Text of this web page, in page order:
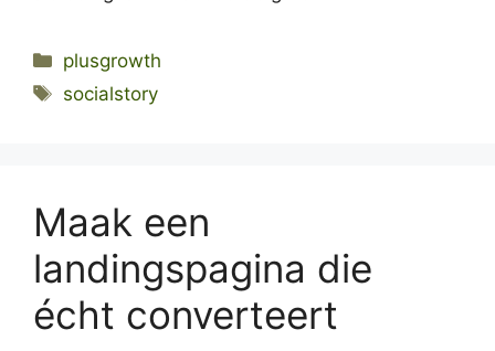
Categories
plusgrowth
Tags
socialstory
Maak een
landingspagina die
écht converteert